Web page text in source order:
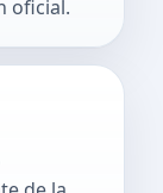
oficial.